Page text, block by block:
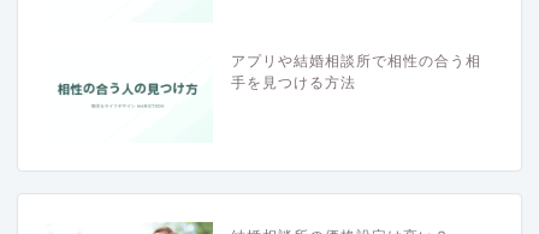
アプリや結婚相談所で相性の合う相
手を見つける方法